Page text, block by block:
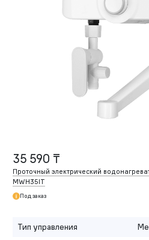
35 590 ₸
Проточный электрический
MWH35IT
Под заказ
Тип управления